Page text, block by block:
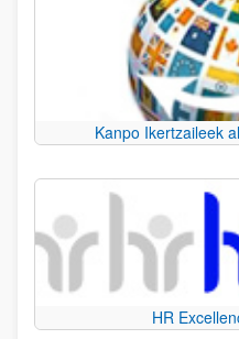
Kanpo Ikertzaileek
HR